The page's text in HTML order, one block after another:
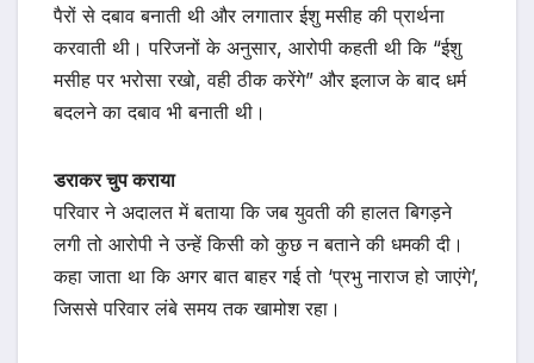
पैरों से दबाव बनाती थी और लगातार ईशु मसीह की प्रार्थना
करवाती थी। परिजनों के अनुसार, आरोपी कहती थी कि “ईशु
मसीह पर भरोसा रखो, वही ठीक करेंगे” और इलाज के बाद धर्म
बदलने का दबाव भी बनाती थी।
डराकर चुप कराया
परिवार ने अदालत में बताया कि जब युवती की हालत बिगड़ने
लगी तो आरोपी ने उन्हें किसी को कुछ न बताने की धमकी दी।
कहा जाता था कि अगर बात बाहर गई तो ‘प्रभु नाराज हो जाएंगे’,
जिससे परिवार लंबे समय तक खामोश रहा।